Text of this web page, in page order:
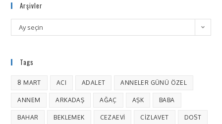
Arşivler
Ay seçin
Tags
8 MART ACI ADALET ANNELER GÜNÜ ÖZEL
ANNEM ARKADAŞ AĞAÇ AŞK BABA
BAHAR BEKLEMEK CEZAEVI CIZLAVET DOST